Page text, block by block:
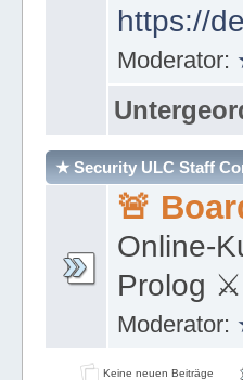
https://
Moderator:
★ Security ULC Staff
🚨
Online-
Prolog
Moderator:
Keine neuen Beiträge